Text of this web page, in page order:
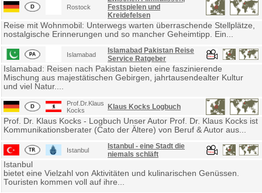
Rostock
Festspielen und
Kreidefelsen
Reise mit Wohnmobil: Unterwegs warten überraschende Stellplätze,
nostalgische Erinnerungen und so mancher Geheimtipp. Ein...
Islamabad
Islamabad Pakistan Reise
Service Ratgeber
Islamabad: Reisen nach Pakistan bieten eine faszinierende
Mischung aus majestätischen Gebirgen, jahrtausendealter Kultur
und viel Natur....
Prof.Dr.Klaus
Kocks
Klaus Kocks Logbuch
Prof. Dr. Klaus Kocks - Logbuch Unser Autor Prof. Dr. Klaus Kocks ist
Kommunikationsberater (Cato der Ältere) von Beruf & Autor aus...
Istanbul
Istanbul - eine Stadt die
niemals schläft
Istanbul
bietet eine Vielzahl von Aktivitäten und kulinarischen Genüssen.
Touristen kommen voll auf ihre...